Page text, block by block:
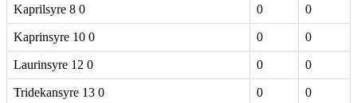
Kaprilsyre 8 0 0 0
Kaprinsyre 10 0 0 0
Laurinsyre 12 0 0 0
Tridekansyre 13 0 0 0